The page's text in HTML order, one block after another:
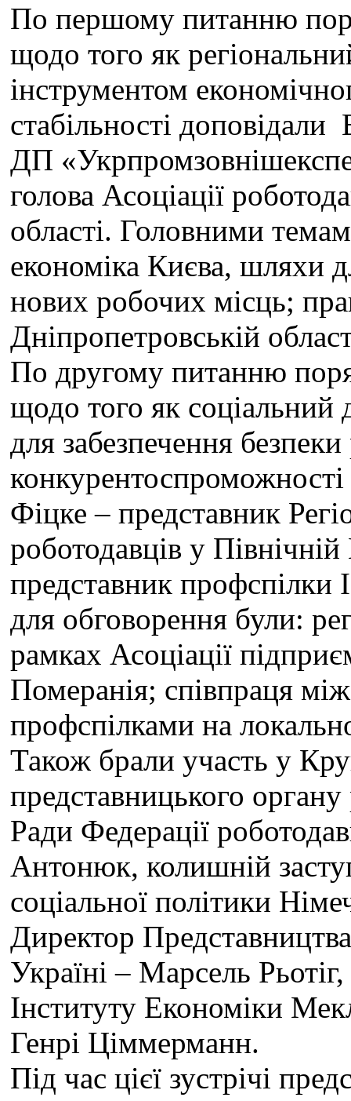
По першому питанню
щодо того як
інструментом
стабільності
ДП
голова Асоціації
області. Головними
економіка Києва, шляхи
нових робочих місць;
Дніпропетровській
По другому питанню
щодо того як соціальний
для забезпечення
Фіцке – представник
роботодавців у
представник
для обговорення були:
рамках Асоціації
Померанія; співпраця
профспілками на
Також брали участь у
представницького
Ради Федерації
Антонюк, колишній
соціальної політики
Директор
Україні – Марсель
Інституту Економіки
Генрі Ціммерманн.
Під час цієї зустрічі